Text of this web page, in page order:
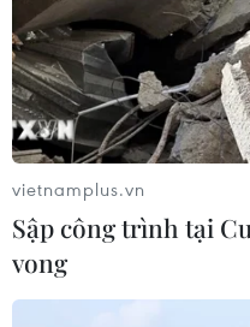
11/11/2018 23:09
Quân đội Israel thông
Palestine đã nổ ra cùng
sự tại Dải Gaza. Phía
thiệt mạng.
vietnamplus.vn
Sập công trình tại
vong